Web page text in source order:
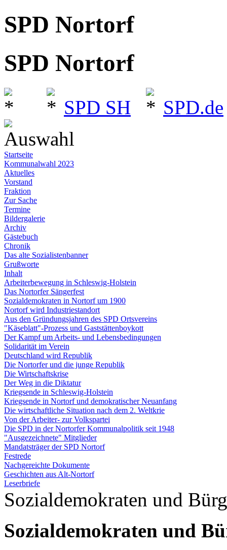
SPD Nortorf
SPD Nortorf
SPD SH
SPD.de
Auswahl
Startseite
Kommunalwahl 2023
Aktuelles
Vorstand
Fraktion
Zur Sache
Termine
Bildergalerie
Archiv
Gästebuch
Chronik
Das alte Sozialistenbanner
Grußworte
Inhalt
Arbeiterbewegung in Schleswig-Holstein
Das Nortorfer Sängerfest
Sozialdemokraten in Nortorf um 1900
Nortorf wird Industriestandort
Aus den Gründungsjahren des SPD Ortsvereins
"Käseblatt"-Prozess und Gaststättenboykott
Der Kampf um Arbeits- und Lebensbedingungen
Solidarität im Verein
Deutschland wird Republik
Die Nortorfer und die junge Republik
Die Wirtschaftskrise
Der Weg in die Diktatur
Kriegsende in Schleswig-Holstein
Kriegsende in Nortorf und demokratischer Neuanfang
Die wirtschaftliche Situation nach dem 2. Weltkrie
Von der Arbeiter- zur Volkspartei
Die SPD in der Nortorfer Kommunalpolitik seit 1948
"Ausgezeichnete" Mitglieder
Mandatsträger der SPD Nortorf
Festrede
Nachgereichte Dokumente
Geschichten aus Alt-Nortorf
Leserbriefe
Sozialdemokraten und
Sozialdemokraten und